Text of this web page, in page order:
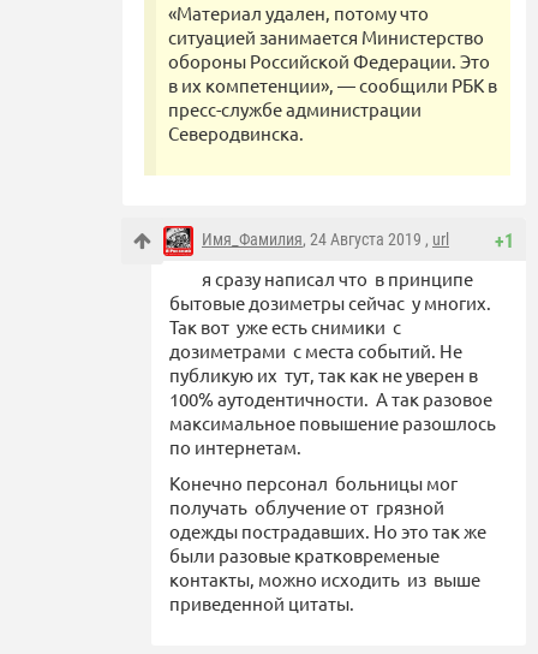
«Материал удален, потому что
ситуацией занимается Министерство
обороны Российской Федерации. Это
в их компетенции», — сообщили РБК в
пресс-службе администрации
Северодвинска.
+1
Имя_Фамилия, 24 Августа 2019 , url
я сразу написал что в принципе
бытовые дозиметры сейчас у многих.
Так вот уже есть снимики с
дозиметрами с места событий. Не
публикую их тут, так как не уверен в
100% аутодентичности. А так разовое
максимальное повышение разошлось
по интернетам.
Конечно персонал больницы мог
получать облучение от грязной
одежды пострадавших. Но это так же
были разовые кратковременые
контакты, можно исходить из выше
приведенной цитаты.